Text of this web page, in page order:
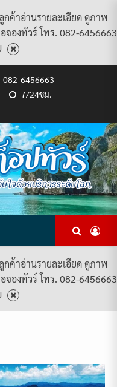
ค้าอ่านรายละเอียด ดูภาพ
องทัวร์ โทร. 082-6456663
082-6456663
7/24ชม.
เกจ
มด
อนรับ
ทย
ท็อป
วร์
กับ
เรา
ทัวร์
ทั้งหมด
ค้าอ่านรายละเอียด ดูภาพ
องทัวร์ โทร. 082-6456663